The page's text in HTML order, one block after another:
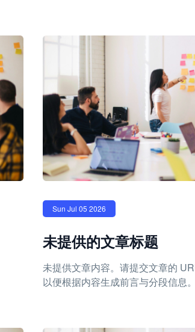
Sun Jul 05 2026
未提供的文章标题
未提供文章内容。请提交文章的
以便根据内容生成前言与分段信息。